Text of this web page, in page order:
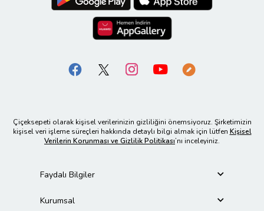
Çiçeksepeti olarak kişisel verilerinizin gizliliğini önemsiyoruz. Şirketimizin
kişisel veri işleme süreçleri hakkında detaylı bilgi almak için lütfen Kişisel
Verilerin Korunması ve Gizlilik Politikası’nı inceleyiniz.
Faydalı Bilgiler
Kurumsal